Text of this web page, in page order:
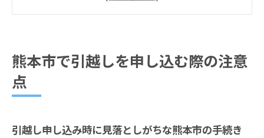
引越し申し込み時に必要な熊本市独自の書
熊本市で引越しを申し込む際の注意
点
引越し申し込み時に見落としがちな熊本市の手続き